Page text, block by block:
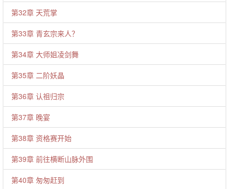
第32章 天荒掌
第33章 青玄宗来人？
第34章 大师姐凌剑舞
第35章 二阶妖晶
第36章 认祖归宗
第37章 晚宴
第38章 资格赛开始
第39章 前往横断山脉外围
第40章 匆匆赶到